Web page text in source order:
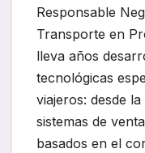
Responsable
Transporte en
lleva años
tecnológicas
viajeros: desde
sistemas de
basados en el